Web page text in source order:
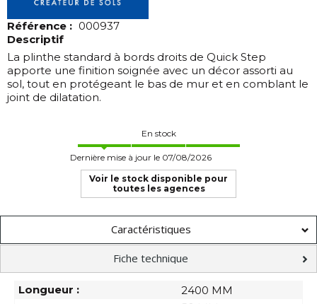
Référence : 000937
Descriptif
La plinthe standard à bords droits de Quick Step
apporte une finition soignée avec un décor assorti au
sol, tout en protégeant le bas de mur et en comblant le
joint de dilatation.
En stock
Dernière mise à jour le 07/08/2026
Voir le stock disponible pour
toutes les agences
Caractéristiques
Fiche technique
Longueur :
2400 MM